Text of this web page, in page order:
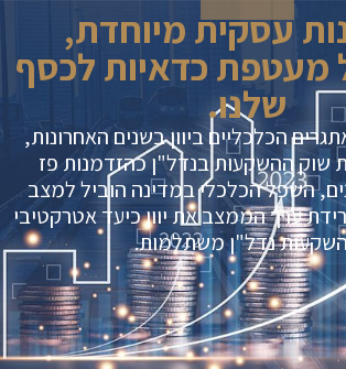
עסקית מיוחדת,
מעטפת כדאיות לכסף
שלנו.
הכלכליים ביוון בשנים האחרונות,
שוק ההשקעות בנדל"ן כהזדמנות פז
השפל הכלכלי במדינה הוביל למצב
ערך הממצב את יוון כיעד אטרקטיבי
נדל"ן משתלמות.